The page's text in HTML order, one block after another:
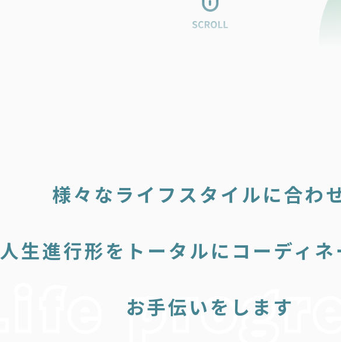
様々なライフスタイルに合わ
人生進行形をトータルにコーディ
お手伝いをします